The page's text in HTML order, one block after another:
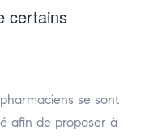
certains
se sont
afin de proposer à